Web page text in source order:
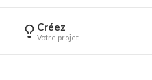
Créez
Votre projet